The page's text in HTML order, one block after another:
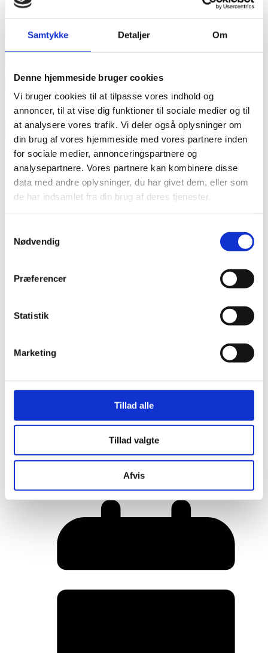
Samtykke Detaljer Om
Denne hjemmeside bruger cookies
Vi bruger cookies til at tilpasse vores indhold og
annoncer, til at vise dig funktioner til sociale medier og til
at analysere vores trafik. Vi deler også oplysninger om
din brug af vores hjemmeside med vores partnere inden
for sociale medier, annonceringspartnere og
analysepartnere. Vores partnere kan kombinere disse
data med andre oplysninger, du har givet dem, eller som
de har indsamlet fra din brug af deres tjenester.
Nødvendig
Præferencer
Statistik
Marketing
Tillad alle
Tillad valgte
Afvis
Læs mere
annonce
annonce
Like us
RAINBOW BUSINESS DENMARK
Her er alle vinderne fra årets Danish
Rainbow Awards